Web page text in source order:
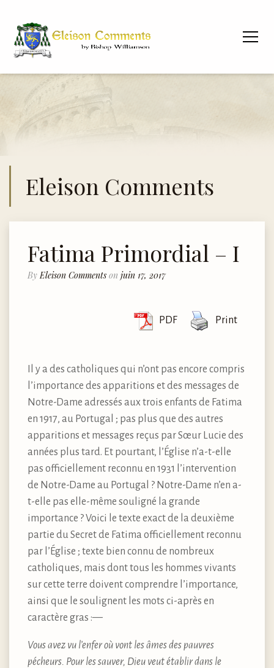
Eleison Comments
Fatima Primordial – I
By Eleison Comments on juin 17, 2017
PDF Print
Il y a des catholiques qui n’ont pas encore compris
l’importance des apparitions et des messages de
Notre-Dame adressés aux trois enfants de Fatima
en 1917, au Portugal ; pas plus que des autres
apparitions et messages reçus par Sœur Lucie des
années plus tard. Et pourtant, l’Église n’a-t-elle
pas officiellement reconnu en 1931 l’intervention
de Notre-Dame au Portugal ? Notre-Dame n’en a-
t-elle pas elle-même souligné la grande
importance ? Voici le texte exact de la deuxième
partie du Secret de Fatima officiellement reconnu
par l’Église ; texte bien connu de nombreux
catholiques, mais dont tous les hommes vivants
sur cette terre doivent comprendre l’importance,
ainsi que le soulignent les mots ci-après en
caractère gras : —
Vous avez vu l’enfer où vont les âmes des pauvres
pécheurs. Pour les sauver, Dieu veut établir dans le